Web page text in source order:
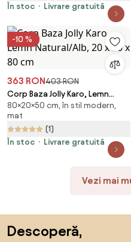
În stoc
Livrare gratuită
-10 %
363 RON403 RON
Corp Baza Jolly Karo, Lemn
Natural/Alb, 20 x 50 x 80 cm
80×20×50 cm, în stil modern,
mat
(1)
În stoc
Livrare gratuită
Vezi mai
Descoperă,